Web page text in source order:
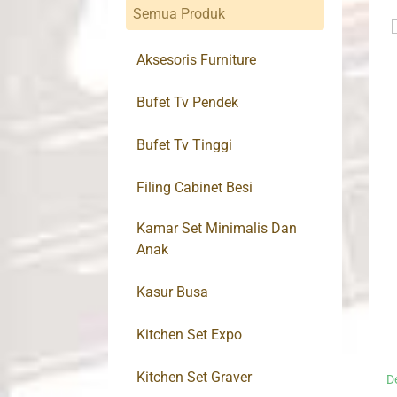
Semua Produk
Aksesoris Furniture
Bufet Tv Pendek
Bufet Tv Tinggi
Filing Cabinet Besi
Kamar Set Minimalis Dan
Anak
Kasur Busa
Kitchen Set Expo
Kitchen Set Graver